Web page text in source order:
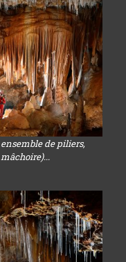
de piliers,